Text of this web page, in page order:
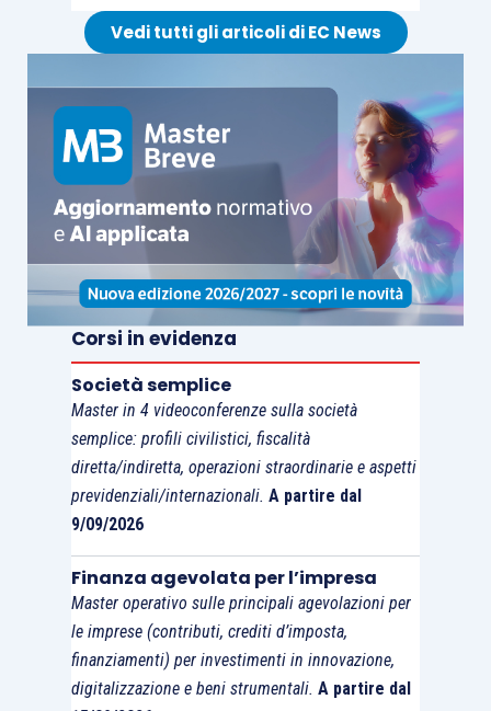
L’organigramma non è uno schema rigido e
predefinito madeve adattarsi alla singola
realtà. Le strutture organizzative più diffuse
fanno riferimento a modelli di tipo: gerarchico-
funzionali, divisionali e funzionali.
Nei prossimi contributi si analizzeranno alcune
caratteristiche tipiche di un adeguato assetto
organizzativo, amministrativo e contabile.
Per approfondire questioni attinenti all’articolo vi
raccomandiamo il seguente corso:
Vedi tutti gli articoli di EC News
Corsi in evidenza
Società semplice
Master in 4 videoconferenze sulla società
semplice: profili civilistici, fiscalità
diretta/indiretta, operazioni straordinarie e aspetti
previdenziali/internazionali. A partire dal
9/09/2026
Finanza agevolata per l’impresa
Master operativo sulle principali agevolazioni per
le imprese (contributi, crediti d’imposta,
finanziamenti) per investimenti in innovazione,
digitalizzazione e beni strumentali. A partire dal